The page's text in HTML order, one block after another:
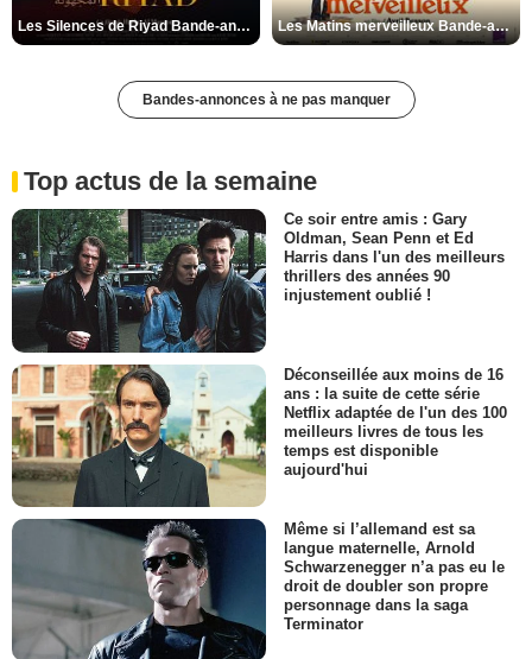
Les Silences de Riyad Bande-annonce VO STFR Les Matins merveilleux Bande-annonce VF
Bandes-annonces à ne pas manquer
Top actus de la semaine
Ce soir entre amis : Gary
Oldman, Sean Penn et Ed
Harris dans l'un des meilleurs
thrillers des années 90
injustement oublié !
Déconseillée aux moins de 16
ans : la suite de cette série
Netflix adaptée de l'un des 100
meilleurs livres de tous les
temps est disponible
aujourd'hui
Même si l’allemand est sa
langue maternelle, Arnold
Schwarzenegger n’a pas eu le
droit de doubler son propre
personnage dans la saga
Terminator